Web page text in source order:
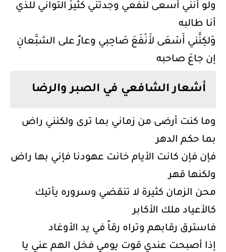
ولو أنَّني أسعى لنفعي وجدتني كثيرَ التَّواني للذي
أنا طالبه
وَلكِنَّني أَسْعَى لأَنْفَعَ صَاحِبي وعارٌ على الشبَّعانِ
إن جاعَ صاحبه
أشعار الشافعي في الصبر والرضا
وما كنت أرضى من زماني بما ترى ولكنني راض
بما حكم الدهر
فإن فإن كانت الأيام خانت عهودنا فإني بها راض
ولكنها قهر
محن الزمان كثيرة لا تنقضي وسروره يأتيك
كالأعياد ملك الأكابر
فاسترق رقابهم وتراه رقاً في يد الأوغاد
إذا أصبحت عندي قوت يومي فخل الهم عني يا